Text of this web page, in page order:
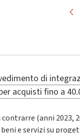
di
acquisti fino a
(anni 2023,
e servizi su